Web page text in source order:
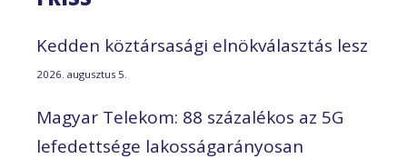
Kedden köztársasági elnökválasztás lesz
2026. augusztus 5.
Magyar Telekom: 88 százalékos az 5G
lefedettsége lakosságarányosan